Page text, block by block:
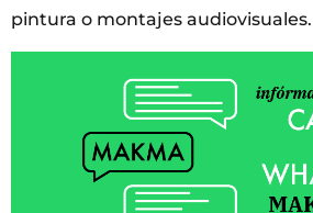
pintura o montajes audiovisuales.